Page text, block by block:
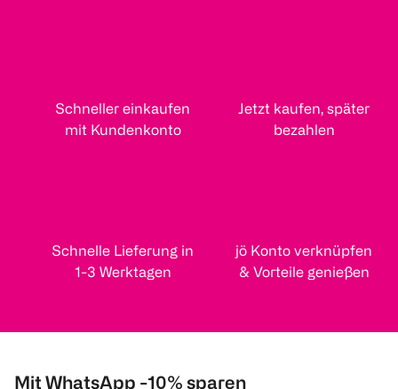
Schneller einkaufen
mit Kundenkonto
Jetzt kaufen, später
bezahlen
Schnelle Lieferung in
1-3 Werktagen
jö Konto verknüpfen
& Vorteile genießen
Mit WhatsApp -10% sparen